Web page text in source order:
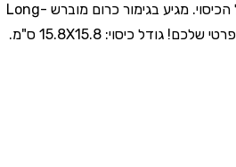
מזרימה נגדית למקסימום שמירה והגנה על הכיסוי. מגיע בגימור כרום מוברש Long-
Life שמוסיף טאצ' יוקרתי לחדר הרחצה הפרטי שלכם! גודל כיסוי: 15.8X15.8 ס"מ.